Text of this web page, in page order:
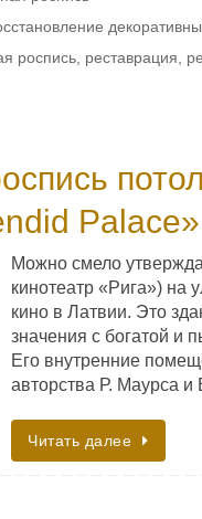
роспись реставрация
Palace»
Можно смело
кинотеатр «Рига») на
кино в Латвии. Это
значения с богатой и
Его внутренние
авторства Р. Маурcа
Читать далее